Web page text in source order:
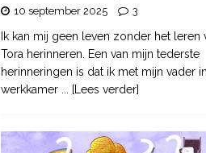
10 september 2025 3
Ik kan mij geen leven zonder het leren
Tora herinneren. Een van mijn tederste
herinneringen is dat ik met mijn vader
werkkamer ... [Lees verder]